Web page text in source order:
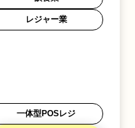
レジャー業
一体型POSレジ